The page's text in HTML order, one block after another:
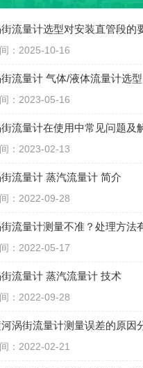
流量计选型对安装直管段的
：2025-10-16
流量计 气体/液体流量计选型
：2023-05-16
流量计在使用中常见问题及
：2023-02-13
流量计 蒸汽流量计 简介
：2022-09-28
流量计测量不准？处理方法
：2022-05-17
流量计 蒸汽流量计 技术
：2022-09-28
涡街流量计测量误差的原因
：2022-02-21